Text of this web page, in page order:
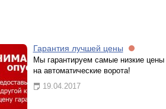
Гарантия лучшей цены
Мы гарантируем самые низкие цены
на автоматические ворота!
19.04.2017